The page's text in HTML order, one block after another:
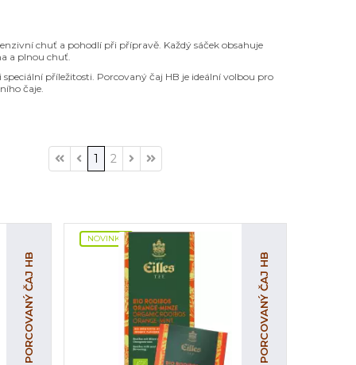
chuť a pohodlí při přípravě. Každý sáček obsahuje
a plnou chuť.
příležitosti. Porcovaný čaj HB je ideální volbou pro
čaje.
1 2
PORCOVANÝ ČAJ HB
NOVINKA
PORCOVANÝ ČAJ HB